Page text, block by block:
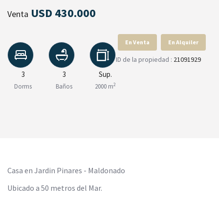
Venta USD 430.000
3
Dorms
3
Baños
Sup.
2000 m2
En Venta En Alquiler
ID de la propiedad : 21091929
Casa en Jardin Pinares - Maldonado
Ubicado a 50 metros del Mar.